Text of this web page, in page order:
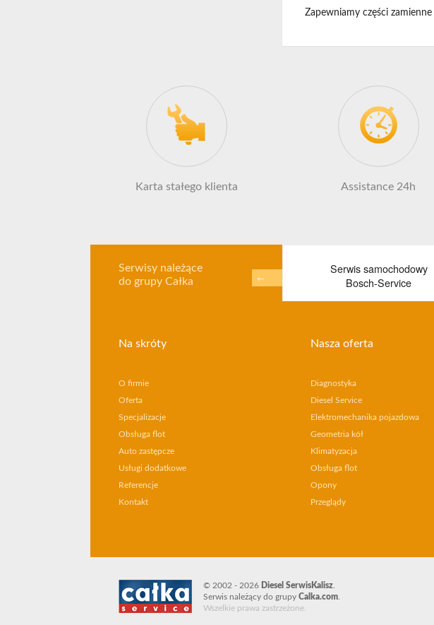
Zapewniamy części
Karta stałego klienta Assistance 24h
Serwisy należące
do grupy Całka
Serwis samochodowy
Bosch-Service
←
Na skróty
O firmie
Oferta
Specjalizacje
Obsługa flot
Auto zastępcze
Usługi dodatkowe
Referencje
Kontakt
Nasza oferta
Diagnostyka
Diesel Service
Elektromechanika pojazdowa
Geometria kół
Klimatyzacja
Obsługa flot
Opony
Przeglądy
© 2002 - 2026 Diesel Serwis Kalisz
Serwis należący do grupy Calka.com
Wszelkie prawa zastrzeżone.